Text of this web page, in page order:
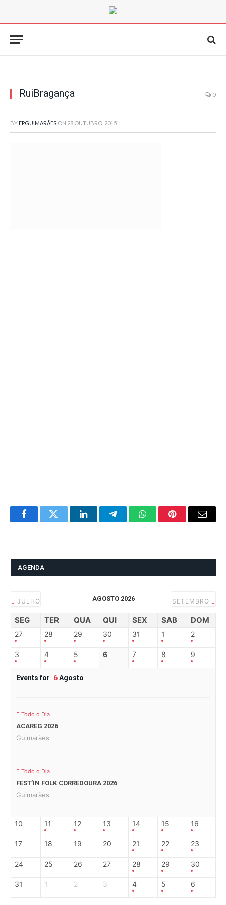
RuiBragança 0
BY FPGUIMARÃES ON 28 OUTUBRO, 2015
FacebookTwitter LinkedInTelegramWhatsAppPinterestEmail
AGENDA
JULHO AGOSTO 2026 SETEMBRO
SEG TER QUA QUI SEX SAB DOM
27 28 29 30 31 1 2
3 4 5 6 7 8 9
Events for 6Agosto
Todo o Dia
ACAREG 2026
Guimarães
Todo o Dia
FEST’IN FOLK CORREDOURA 2026
Guimarães
10 11 12 13 14 15 16
17 18 19 20 21 22 23
24 25 26 27 28 29 30
31 1 2 3 4 5 6